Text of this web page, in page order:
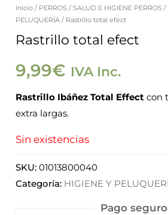
Inicio / PERROS /SALUD E HIGIENE PERROS /
PELUQUERÍA / Rastrillo total efect
Rastrillo total efect
9,99€ IVA Inc.
Rastrillo Ibáñez Total Effect con
extra largas.
Sin existencias
SKU:01013800040
Categoría: HIGIENE Y
Pago seguro